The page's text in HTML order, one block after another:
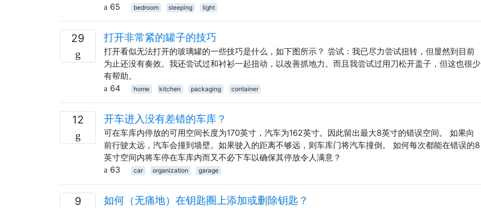
65
bedroom sleeping light
29 打开非常紧的罐子的技巧
打开看似无法打开的玻璃罐的一些技巧是什么，如下图所示？ 尝试：我已尽力尝试扭转，但显然到目前
为止还没有奏效。我还尝试过和衬衫一起扭动，以改善抓地力。而且我尝试过用刀松开盖子，但这也很少
有帮助。
64
home kitchen packaging container
12 开车进入没有差错的车库？
可在车库内停放的可用空间长度为170英寸，汽车为162英寸。因此留出最大8英寸的错误空间。 如果向
前行驶太远，汽车会撞到墙壁。如果驶入的距离不够远，则车库门将汽车撞倒。 如何每次都能在错误的8
英寸空间内将车停在车库内而又不必下车以确保其停放令人满意？
63
car organization garage
9 如何（无痛地）在钥匙圈上添加或删除钥匙？